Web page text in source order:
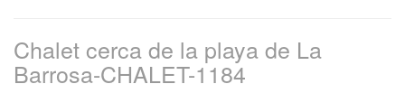
Chalet cerca de la playa de La
Barrosa-CHALET-1184